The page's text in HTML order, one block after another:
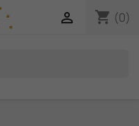
shopping_cart (0)
